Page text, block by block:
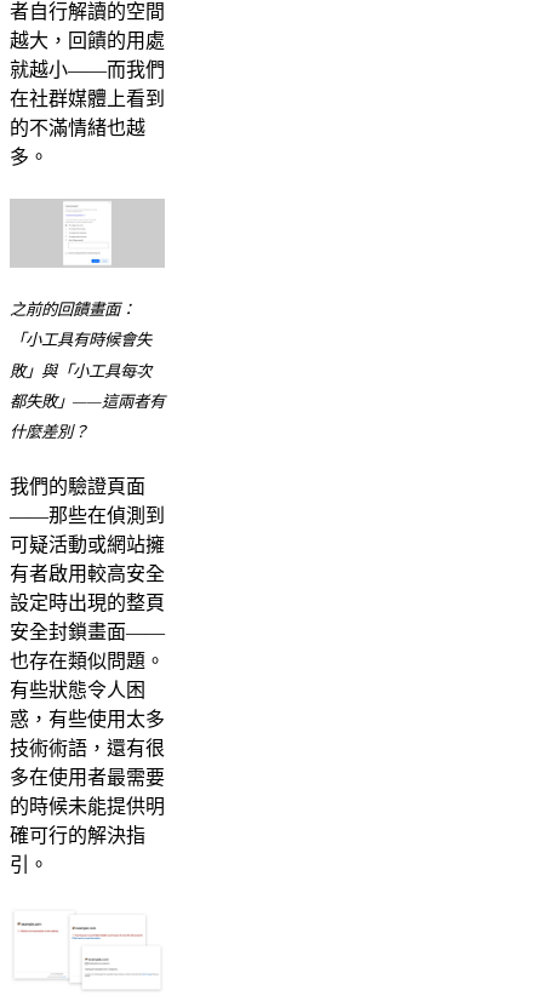
者自行解讀的空間
越大，回饋的用處
就越小——而我們
在社群媒體上看到
的不滿情緒也越
多。
之前的回饋畫面：
「小工具有時候會失
敗」與「小工具每次
都失敗」——這兩者有
什麼差別？
我們的驗證頁面
——那些在偵測到
可疑活動或網站擁
有者啟用較高安全
設定時出現的整頁
安全封鎖畫面——
也存在類似問題。
有些狀態令人困
惑，有些使用太多
技術術語，還有很
多在使用者最需要
的時候未能提供明
確可行的解決指
引。